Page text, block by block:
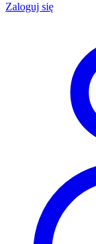
Zaloguj się